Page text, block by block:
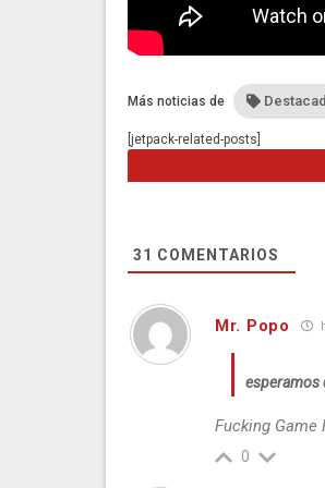
Más noticias de
[jetpack-related-posts]
31 COMENTARIOS
Mr. Popo
esperamos
Fucking Game
0